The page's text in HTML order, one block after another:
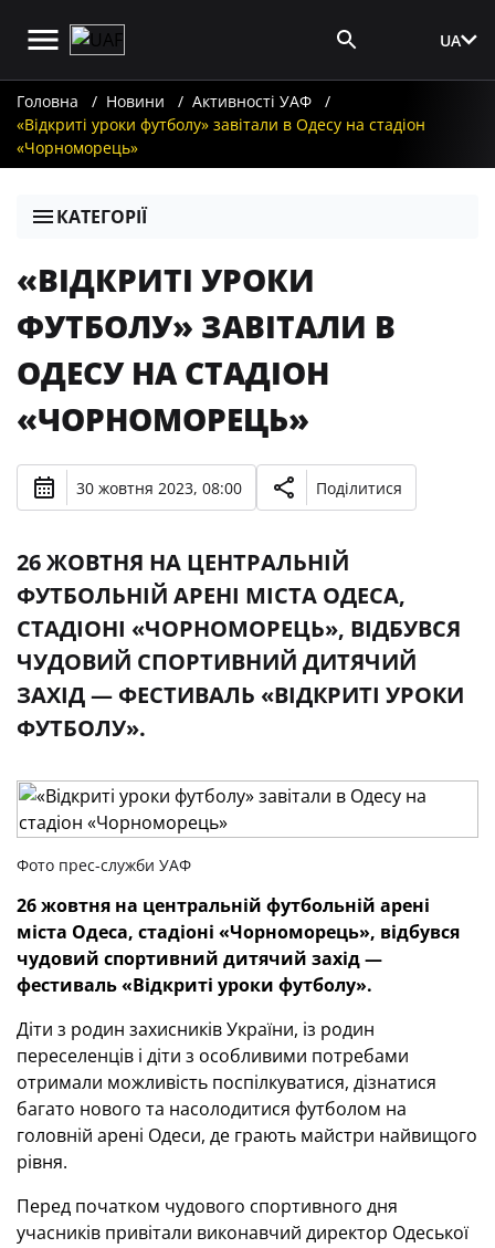
UA
Головна Новини
Активності УАФ
«Відкриті уроки футболу» завітали в Одесу на стадіон
«Чорноморець»
КАТЕГОРІЇ
«ВІДКРИТІ УРОКИ
ФУТБОЛУ» ЗАВІТАЛИ В
ОДЕСУ НА СТАДІОН
«ЧОРНОМОРЕЦЬ»
30 жовтня 2023, 08:00 Поділитися
26 ЖОВТНЯ НА ЦЕНТРАЛЬНІЙ
ФУТБОЛЬНІЙ АРЕНІ МІСТА ОДЕСА,
СТАДІОНІ «ЧОРНОМОРЕЦЬ», ВІДБУВСЯ
ЧУДОВИЙ СПОРТИВНИЙ ДИТЯЧИЙ
ЗАХІД — ФЕСТИВАЛЬ «ВІДКРИТІ УРОКИ
ФУТБОЛУ».
Фото прес-служби УАФ
26 жовтня на центральній футбольній арені
міста Одеса, стадіоні «Чорноморець», відбувся
чудовий спортивний дитячий захід—
фестиваль «Відкриті уроки футболу».
Діти з родин захисників України, із родин
переселенців і діти з особливими потребами
отримали можливість поспілкуватися, дізнатися
багато нового та насолодитися футболом на
головній арені Одеси, де грають майстри найвищого
рівня.
Перед початком чудового спортивного дня
учасників привітали виконавчий директор Одеської